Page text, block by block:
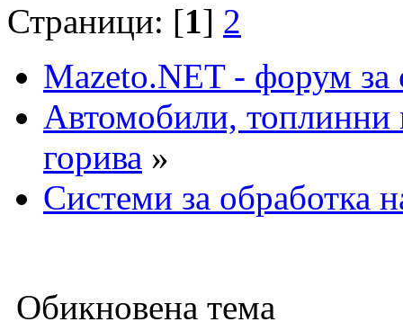
Страници: [1] 2
Mazeto.NET - форум за
Автомобили,
горива »
Системи за обработка
Обикновена тема